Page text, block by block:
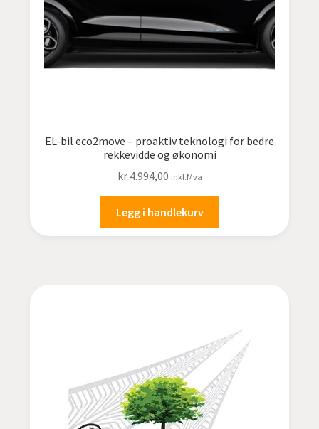
EL-bil eco2move – proaktiv teknologi for bedre
rekkevidde og økonomi
kr4.994,00 inkl.Mva
Legg i handlekurv